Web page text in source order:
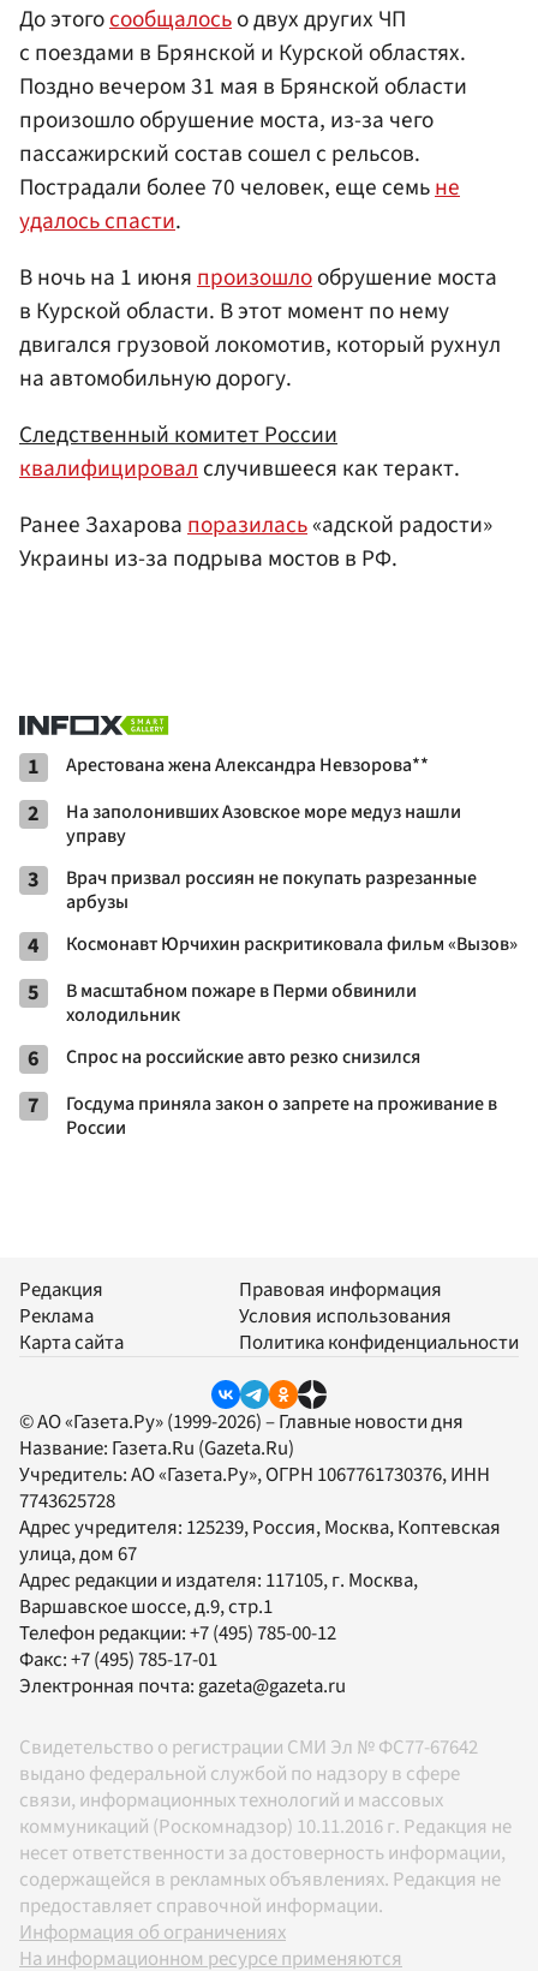
До этогосообщалосьо двух других ЧП
с поездами в Брянской и Курской областях.
Поздно вечером 31 мая в Брянской области
произошло обрушение моста, из-за чего
пассажирский состав сошел с рельсов.
Пострадали более 70 человек, еще семьне
удалось спасти.
В ночь на 1 июняпроизошлообрушение моста
в Курской области. В этот момент по нему
двигался грузовой локомотив, который рухнул
на автомобильную дорогу.
Следственный комитет России
квалифицировалслучившееся как теракт.
Ранее Захаровапоразилась«адской радости»
Украины из-за подрыва мостов в РФ.
1 Арестована жена Александра Невзорова**
2
На заполонивших Азовское море медуз нашли
управу
3
Врач призвал россиян не покупать разрезанные
арбузы
4 Космонавт Юрчихин раскритиковала фильм «Вызов»
5
В масштабном пожаре в Перми обвинили
холодильник
6 Спрос на российские авто резко снизился
7
Госдума приняла закон о запрете на проживание в
России
Редакция
Реклама
Карта сайта
Правовая информация
Условия использования
Политика конфиденциальности
© АО «Газета.Ру» (1999-2026) – Главные новости дня
Название: Газета.Ru (Gazeta.Ru)
Учредитель:АО «Газета.Ру», ОГРН 1067761730376, ИНН
7743625728
Адрес учредителя: 125239, Россия, Москва, Коптевская
улица, дом 67
Адрес редакции и издателя: 117105, г. Москва,
Варшавское шоссе, д.9, стр.1
Телефон редакции:+7 (495) 785-00-12
Факс:+7 (495) 785-17-01
Электронная почта:gazeta@gazeta.ru
Свидетельство о регистрации СМИ Эл № ФС77-67642
выдано федеральной службой по надзору в сфере
связи, информационных технологий и массовых
коммуникаций (Роскомнадзор) 10.11.2016 г. Редакция не
несет ответственности за достоверность информации,
содержащейся в рекламных объявлениях. Редакция не
предоставляет справочной информации.
Информация об ограничениях
На информационном ресурсе применяются